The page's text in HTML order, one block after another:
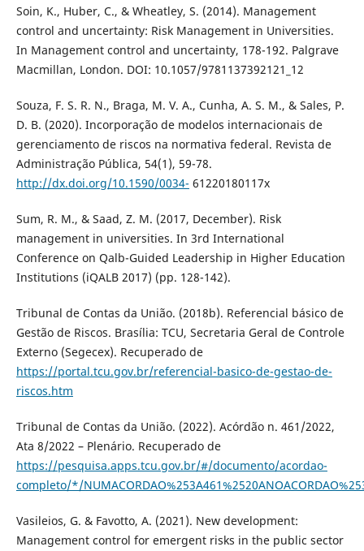
Soin, K., Huber, C., & Wheatley, S. (2014). Management
control and uncertainty: Risk Management in Universities.
In Management control and uncertainty, 178-192. Palgrave
Macmillan, London. DOI: 10.1057/9781137392121_12
Souza, F. S. R. N., Braga, M. V. A., Cunha, A. S. M., & Sales, P.
D. B. (2020). Incorporação de modelos internacionais de
gerenciamento de riscos na normativa federal. Revista de
Administração Pública, 54(1), 59-78.
http://dx.doi.org/10.1590/0034- 61220180117x
Sum, R. M., & Saad, Z. M. (2017, December). Risk
management in universities. In 3rd International
Conference on Qalb-Guided Leadership in Higher Education
Institutions (iQALB 2017) (pp. 128-142).
Tribunal de Contas da União. (2018b). Referencial básico de
Gestão de Riscos. Brasília: TCU, Secretaria Geral de Controle
Externo (Segecex). Recuperado de
https://portal.tcu.gov.br/referencial-basico-de-gestao-de-
riscos.htm
Tribunal de Contas da União. (2022). Acórdão n. 461/2022,
Ata 8/2022 – Plenário. Recuperado de
https://pesquisa.apps.tcu.gov.br/#/documento/acordao-
completo/*/
Vasileios, G. & Favotto, A. (2021). New development:
Management control for emergent risks in the public sector